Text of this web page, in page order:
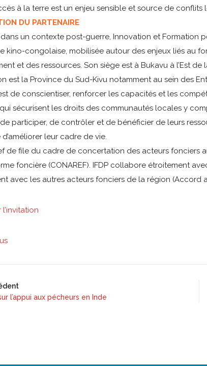
à la terre est un enjeu sensible et source de conflits
DU PARTENAIRE
un contexte post-guerre, Innovation et Formation
kino-congolaise, mobilisée autour des enjeux liés au
et des ressources. Son siège est à Bukavu à l’Est
est la Province du Sud-Kivu notamment au sein des
de conscientiser, renforcer les capacités et les
sécurisent les droits des communautés locales y
participer, de contrôler et de bénéficier de leurs
leur cadre de vie.
de file du cadre de concertation des acteurs fonciers
foncière (CONAREF). IFDP collabore étroitement
avec les autres acteurs fonciers de la région (Accord
l’appui aux pécheurs en Inde